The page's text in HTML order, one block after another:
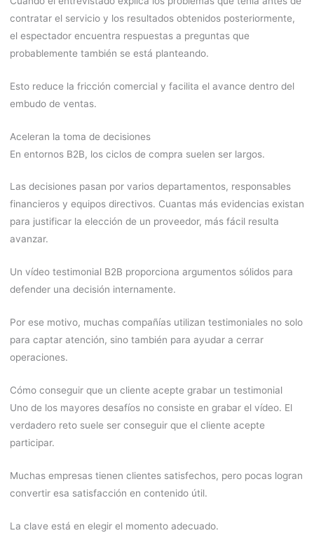
contratar el servicio y los resultados obtenidos posteriormente,
el espectador encuentra respuestas a preguntas que
probablemente también se está planteando.
Esto reduce la fricción comercial y facilita el avance dentro del
embudo de ventas.
Aceleran la toma de decisiones
En entornos B2B, los ciclos de compra suelen ser largos.
Las decisiones pasan por varios departamentos, responsables
financieros y equipos directivos. Cuantas más evidencias existan
para justificar la elección de un proveedor, más fácil resulta
avanzar.
Un vídeo testimonial B2B proporciona argumentos sólidos para
defender una decisión internamente.
Por ese motivo, muchas compañías utilizan testimoniales no solo
para captar atención, sino también para ayudar a cerrar
operaciones.
Cómo conseguir que un cliente acepte grabar un testimonial
Uno de los mayores desafíos no consiste en grabar el vídeo. El
verdadero reto suele ser conseguir que el cliente acepte
participar.
Muchas empresas tienen clientes satisfechos, pero pocas logran
convertir esa satisfacción en contenido útil.
La clave está en elegir el momento adecuado.